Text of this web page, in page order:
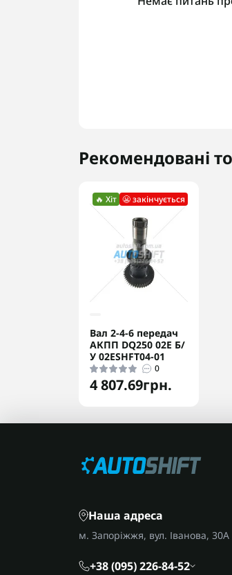
Рекомендовані
🔥 Хіт 😬 закінчується
Вал 2-4-6 передач
АКПП DQ250 02E Б/
У 02ESHFT04-01
0
4 807.69грн.
Наша адреса
м. Запоріжжя, вул. Іванова, 30А
+38 (095) 226-84-52